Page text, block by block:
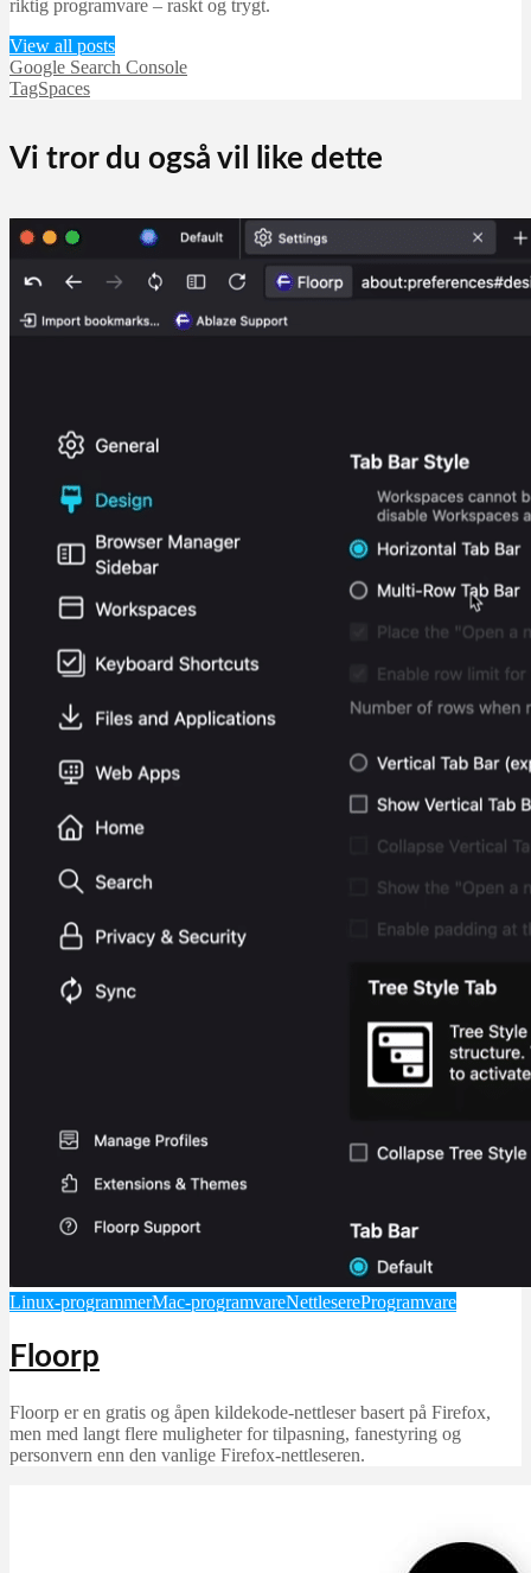
riktig programvare – raskt og trygt.
View all posts
Google Search Console
TagSpaces
Vi tror du også vil like dette
Linux-programmerMac-programvareNettlesereProgramvare
Floorp
Floorp er en gratis og åpen kildekode-nettleser basert på Firefox,
men med langt flere muligheter for tilpasning, fanestyring og
personvern enn den vanlige Firefox-nettleseren.